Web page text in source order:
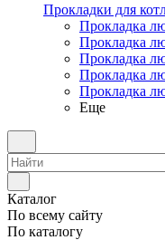
Прокладки для
Прокладка
Прокладка
Прокладка
Прокладка
Прокладка
Еще
Каталог
По всему сайту
По каталогу